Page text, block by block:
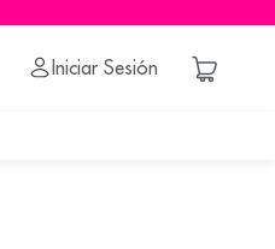
Iniciar Sesión